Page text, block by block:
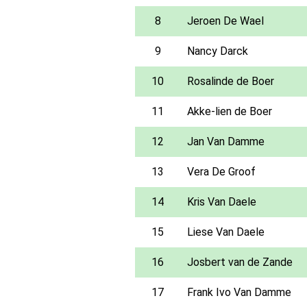
8 Jeroen De Wael
9 Nancy Darck
10 Rosalinde de Boer
11 Akke-lien de Boer
12 Jan Van Damme
13 Vera De Groof
14 Kris Van Daele
15 Liese Van Daele
16 Josbert van de Zande
17 Frank Ivo Van Damme